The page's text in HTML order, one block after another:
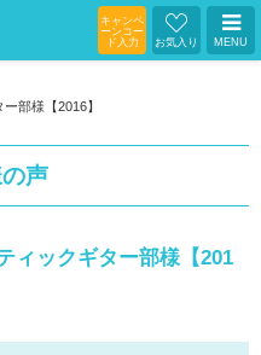
キャンペ
ーンコー
ド入力
お気入り MENU
部様【2016】
声
ィックギター部様【201